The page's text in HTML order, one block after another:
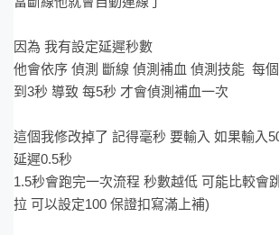
因為 我有設定延遲秒數
他會依序 偵測 斷線 偵測補血 偵測技能 每
到3秒 導致 每5秒 才會偵測補血一次
這個我修改掉了 記得毫秒 要輸入 如果輸入
延遲0.5秒
1.5秒會跑完一次流程 秒數越低 可能比較會
拉 可以設定100 保證扣寫滿上補)